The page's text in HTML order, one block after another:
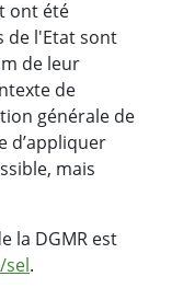
ont été
de l'Etat sont
de leur
de
générale de
d’appliquer
mais
la DGMR est
sel.